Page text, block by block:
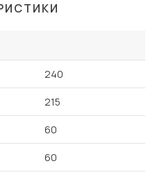
240
215
60
60